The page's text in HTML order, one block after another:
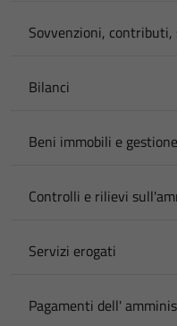
Sovvenzioni,
Bilanci
Beni immobili e
Controlli e rilievi
Servizi erogati
Pagamenti dell'